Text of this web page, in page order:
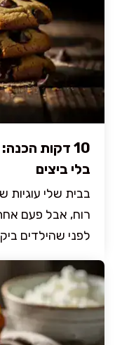
10 דקות
בלי ביצים
בבית שלי עוגיות
רוח, אבל פעם
לפני שהילדים